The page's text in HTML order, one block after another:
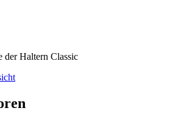
der Haltern Classic